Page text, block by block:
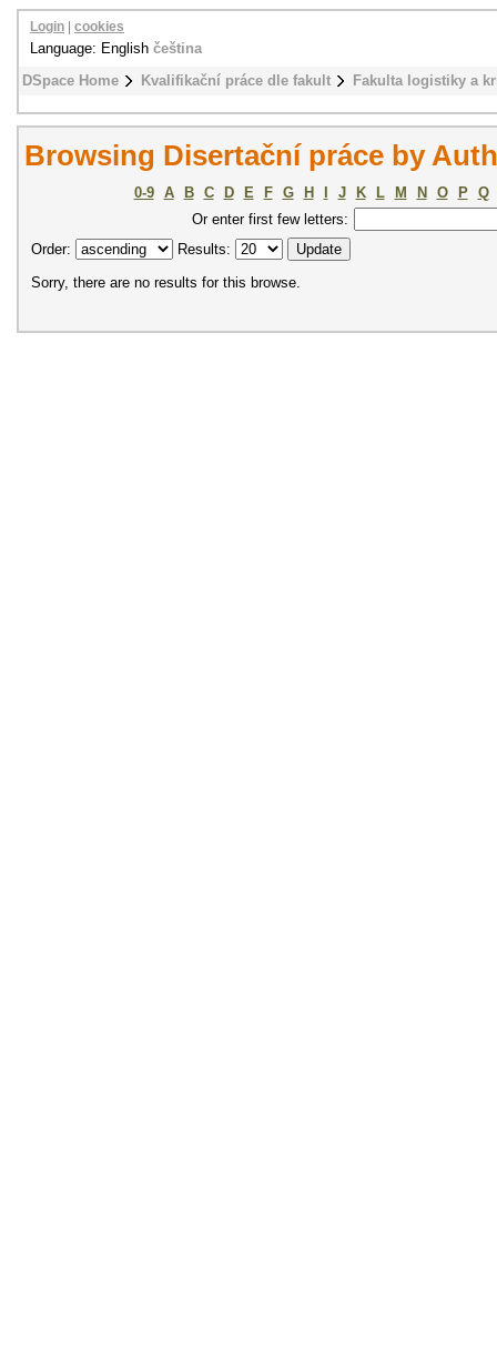
DSpace Home Kvalifikační práce dle fakult Fakulta logistiky a
Login cookies
Language: English čeština
Browsing Disertační práce by
0-9 A B C D E F G H J K L M N O P
Q
Or enter first few letters:
Order:
Results:
Sorry, there are no results for this browse.